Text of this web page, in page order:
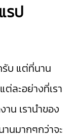
รป
รับ แต่ที่นาน
ละอย่างที่เรา
าน เรานำของ
านมากๆกว่าจะ